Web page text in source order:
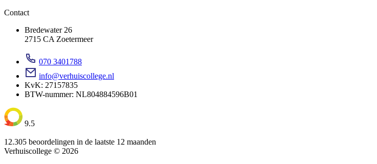
Contact
Bredewater 26
2715 CA Zoetermeer
070 3401788
info@verhuiscollege.nl
KvK: 27157835
BTW-nummer: NL804884596B01
9.5
12.305 beoordelingen in de laatste 12 maanden
Verhuiscollege © 2026